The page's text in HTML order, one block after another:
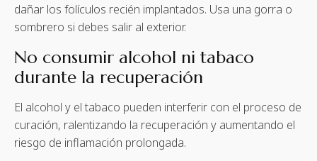
dañar los folículos recién implantados. Usa una gorra o
sombrero si debes salir al exterior.
No consumir alcohol ni tabaco
durante la recuperación
El alcohol y el tabaco pueden interferir con el proceso de
curación, ralentizando la recuperación y aumentando el
riesgo de inflamación prolongada.